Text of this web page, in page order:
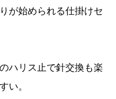
が始められる仕掛けセ
ハリス止で針交換も楽
い。